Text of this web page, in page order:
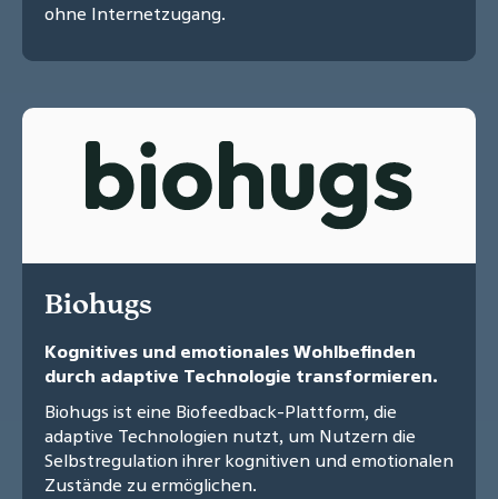
ohne Internetzugang.
Biohugs
Kognitives und emotionales Wohlbefinden
durch adaptive Technologie transformieren.
Biohugs ist eine Biofeedback-Plattform, die
adaptive Technologien nutzt, um Nutzern die
Selbstregulation ihrer kognitiven und emotionalen
Zustände zu ermöglichen.